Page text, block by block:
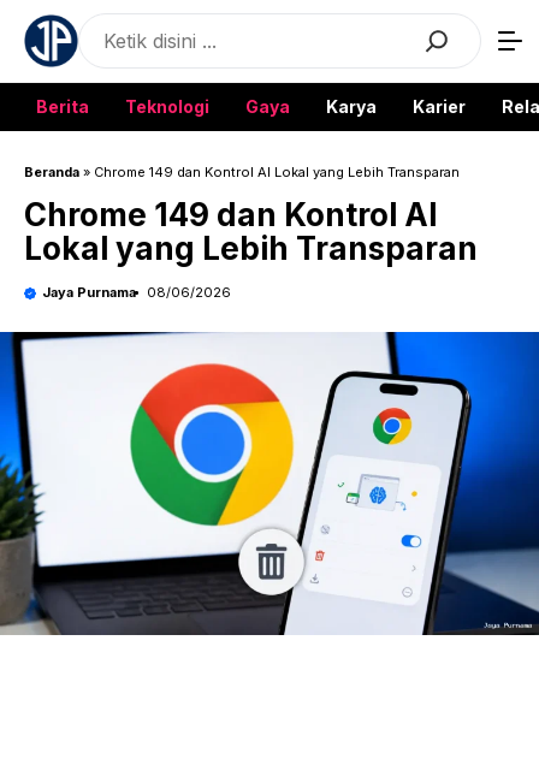
Langsung
Berita Teknologi Gaya Karya Karier
Beranda » Chrome 149 dan Kontrol AI Lokal yang Lebih Transparan
Chrome 149 dan Kontrol AI
Lokal yang Lebih Transparan
Jaya Purnama 08/06/2026